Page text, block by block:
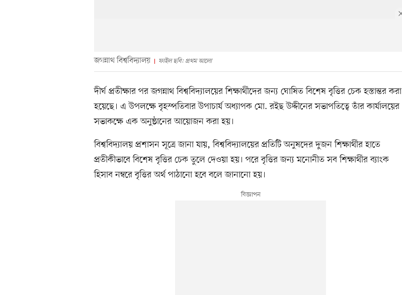
জগন্নাথ বিশ্ববিদ্যালয় ফাইল ছবি: প্রথম আলো
দীর্ঘ প্রতীক্ষার পর জগন্নাথ বিশ্ববিদ্যালয়ের শিক্ষার্থীদের জন্য ঘোষিত বিশেষ বৃত্তির চেক হস্তান্তর করা
হয়েছে। এ উপলক্ষে বৃহস্পতিবার উপাচার্য অধ্যাপক মো. রইছ উদ্দীনের সভাপতিত্বে তাঁর কার্যালয়ের
সভাকক্ষে এক অনুষ্ঠানের আয়োজন করা হয়।
বিশ্ববিদ্যালয় প্রশাসন সূত্রে জানা যায়, বিশ্ববিদ্যালয়ের প্রতিটি অনুষদের দুজন শিক্ষার্থীর হাতে
প্রতীকীভাবে বিশেষ বৃত্তির চেক তুলে দেওয়া হয়। পরে বৃত্তির জন্য মনোনীত সব শিক্ষার্থীর ব্যাংক
হিসাব নম্বরে বৃত্তির অর্থ পাঠানো হবে বলে জানানো হয়।